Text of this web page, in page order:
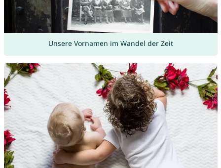
Unsere Vornamen im Wandel der Zeit